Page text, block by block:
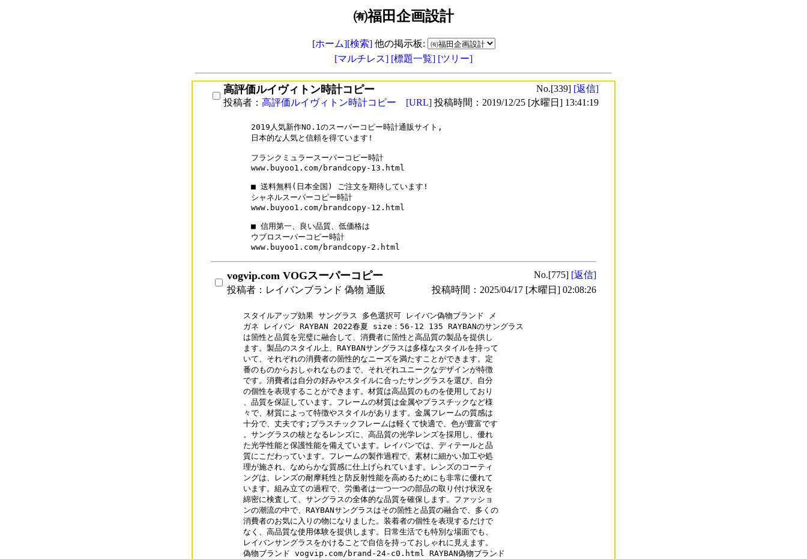
㈲福田企画設計
[ホーム][検索]他の掲示板:
[マルチレス] [標題一覧] [ツリー]
高評価ルイヴィトン時計コピー No.[339] [返信]
投稿者： 高評価ルイヴィトン時計コピー [URL] 投稿時間：2019/12/25 [水曜日] 13:41:19
2019人気新作NO.1のスーパーコピー時計通販サイト,
日本的な人気と信頼を得ています!
フランクミュラースーパーコピー時計
www.buyoo1.com/brandcopy-13.html
■ 送料無料(日本全国) ご注文を期待しています!
シャネルスーパーコピー時計
www.buyoo1.com/brandcopy-12.html
■ 信用第一、良い品質、低価格は
ウブロスーパーコピー時計
www.buyoo1.com/brandcopy-2.html
vogvip.com VOGスーパーコピー No.[775] [返信]
投稿者：レイバンブランド 偽物 通販
投稿時間：2025/04/17 [木曜日] 02:08:26
スタイルアップ効果 サングラス 多色選択可 レイバン偽物ブランド メ
ガネ レイバン RAYBAN 2022春夏 size：56-12 135 RAYBANのサングラス
は箇性と品質を完璧に融合して、消費者に箇性と高品質の製品を提供し
ます。製品のスタイル上、RAYBANサングラスは多様なスタイルを持って
いて、それぞれの消費者の箇性的なニーズを満たすことができます。定
番のものからおしゃれなものまで、それぞれユニークなデザインが特徴
です。消費者は自分の好みやスタイルに合ったサングラスを選び、自分
の個性を表現することができます。材質は高品質のものを使用しており
、品質を保証しています。フレームの材質は金属やプラスチックなど様
々で、材質によって特徴やスタイルがあります。金属フレームの質感は
十分で、丈夫です;プラスチックフレームは軽くて快適で、色が豊富です
。サングラスの核となるレンズに、高品質の光学レンズを採用し、優れ
た光学性能と保護性能を備えています。レイバンでは、ディテールと品
質にこだわっています。フレームの製作過程で、素材に細かい加工や処
理が施され、なめらかな質感に仕上げられています。レンズのコーティ
ングは、レンズの耐摩耗性と防反射性能を高めるためにも非常に優れて
います。組み立ての過程で、労働者は一つ一つの部品の取り付け状況を
綿密に検査して、サングラスの全体的な品質を確保します。ファッショ
ンの潮流の中で、RAYBANサングラスはその箇性と品質の融合で、多くの
消費者のお気に入りの物になりました。装着者の個性を表現するだけで
なく、高品質な使用体験を提供します。日常生活でも特別な場面でも、
レイバンサングラスをかけることで自信を持っておしゃれに見えます。
偽物ブランド vogvip.com/brand-24-c0.html RAYBAN偽物ブランド